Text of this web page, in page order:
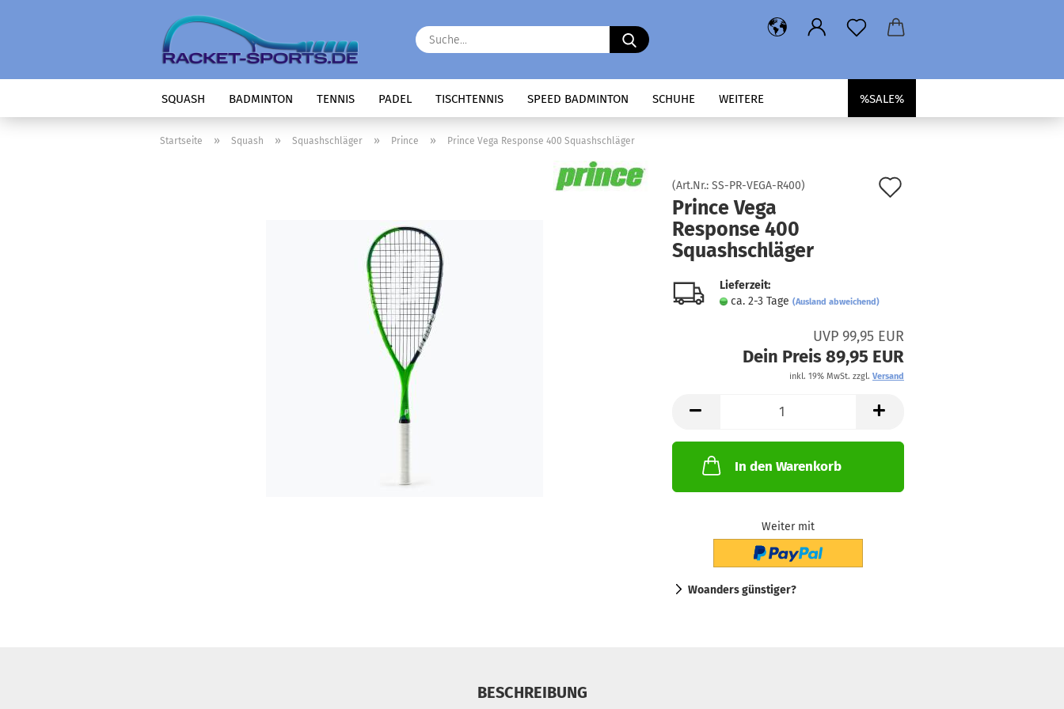
Suche...
SQUASH BADMINTON TENNIS PADEL TISCHTENNIS SPEED BADMINTON SCHUHE %SALE%
WEITERE
Startseite » Squash » Squashschläger » Prince » Prince Vega Response 400 Squashschläger
(Art.Nr.: SS-PR-VEGA-R400)
Prince Vega
Response 400
Squashschläger
Lieferzeit:
ca. 2-3 Tage (Ausland abweichend)
UVP 99,95 EUR
Dein Preis 89,95 EUR
inkl. 19% MwSt. zzgl. Versand
In den Warenkorb
Weiter mit
Woanders günstiger?
BESCHREIBUNG